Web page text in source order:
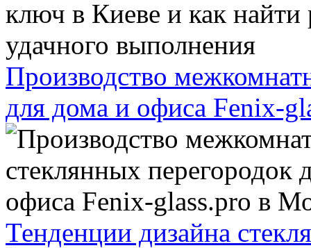
Производство
для дома и офиса Fenix-
Тенденции дизайна